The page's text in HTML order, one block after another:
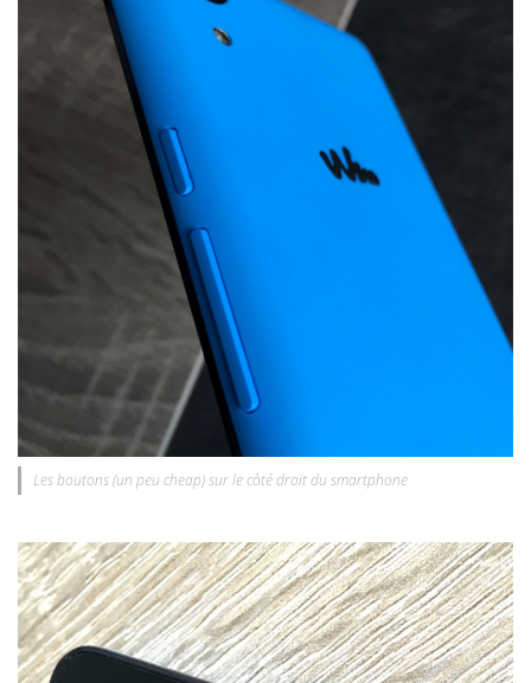
Les boutons (un peu cheap) sur le côté droit du smartphone